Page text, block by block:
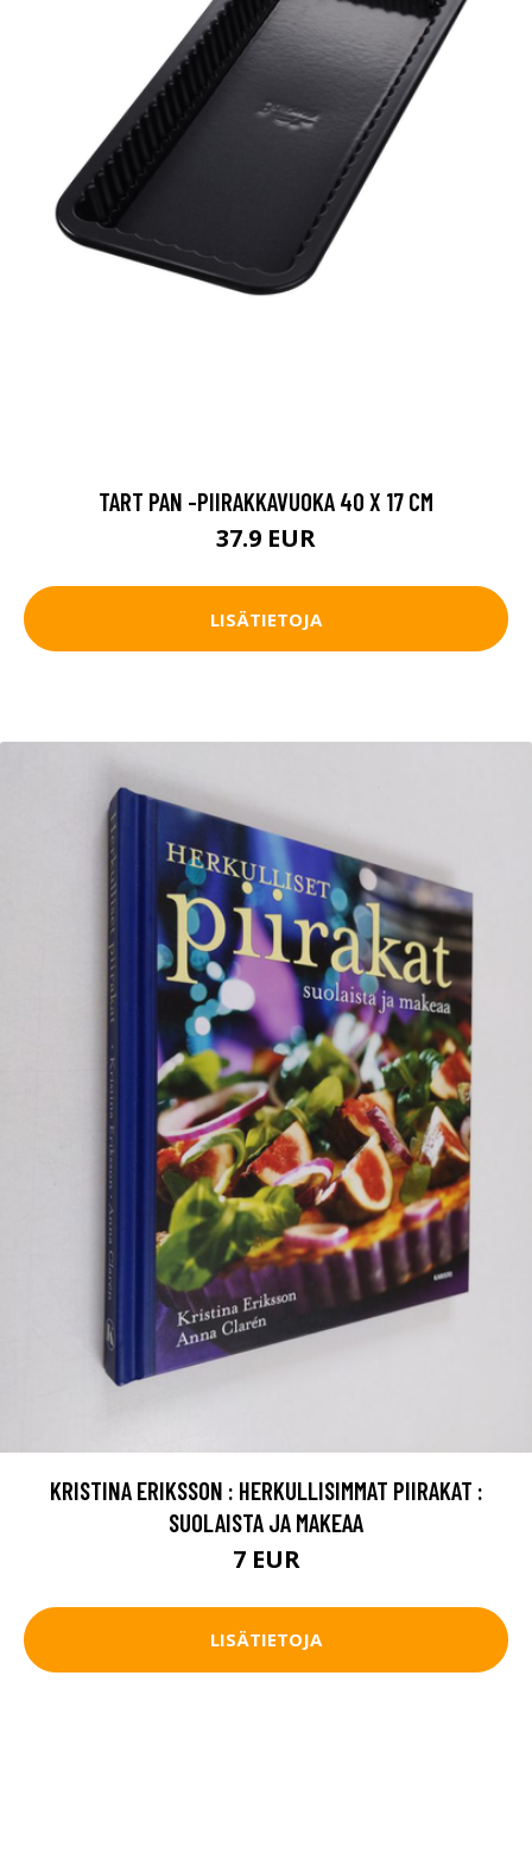
TART PAN -PIIRAKKAVUOKA 40 X 17 CM
37.9 EUR
LISÄTIETOJA
KRISTINA ERIKSSON : HERKULLISIMMAT PIIRAKAT :
SUOLAISTA JA MAKEAA
7 EUR
LISÄTIETOJA